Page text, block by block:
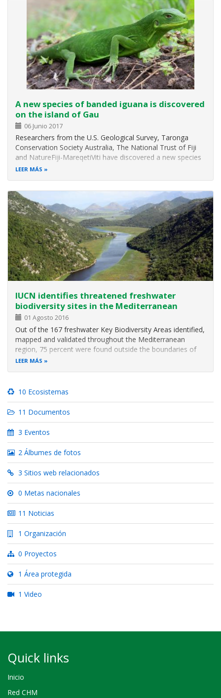
A new species of banded iguana is discovered
on the island of Gau
06 Junio 2017
Researchers from the U.S. Geological Survey, Taronga
Conservation Society Australia, The National Trust of Fiji
and NatureFiji-MareqetiViti have discovered a new species
of banded iguana The new species of lizard, Brachylophus
LEER MÁS
IUCN identifies threatened freshwater
biodiversity sites in the Mediterranean
01 Agosto 2016
Out of the 167 freshwater Key Biodiversity Areas identified,
mapped and validated throughout the Mediterranean
region, 75 percent were found outside the boundaries of
any pre-existing protected areas or other KBAs, according
LEER MÁS
10 Ecosistemas
11 Documentos
3 Eventos
2 Álbumes de fotos
3 Sitios web relacionados
0 Metas nacionales
11 Noticias
1 Organización
0 Proyectos
1 Área protegida
1 Video
Quick links
Inicio
Red CHM